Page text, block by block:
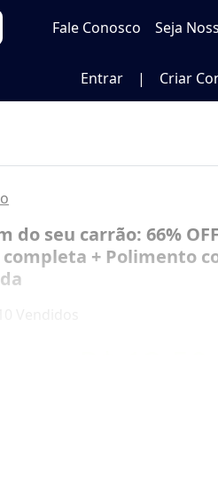
Fale Conosco Seja
Entrar | Criar
do seu carrão: 66%
+ Polimento